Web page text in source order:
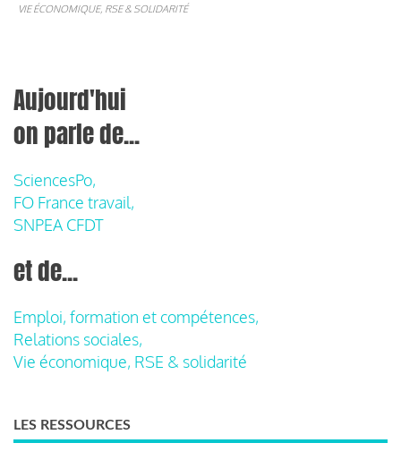
VIE ÉCONOMIQUE, RSE & SOLIDARITÉ
Aujourd'hui
on parle de...
SciencesPo,
FO France travail,
SNPEA CFDT
et de...
Emploi, formation et compétences,
Relations sociales,
Vie économique, RSE & solidarité
LES RESSOURCES